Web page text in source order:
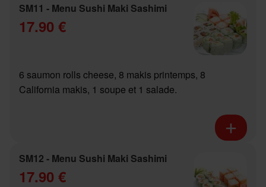
SM11 - Menu Sushi Maki Sashimi
17.90 €
6 saumon rolls cheese, 8 makis printemps, 8
California makis, 1 soupe et 1 salade.
SM12 - Menu Sushi Maki Sashimi
17.90 €